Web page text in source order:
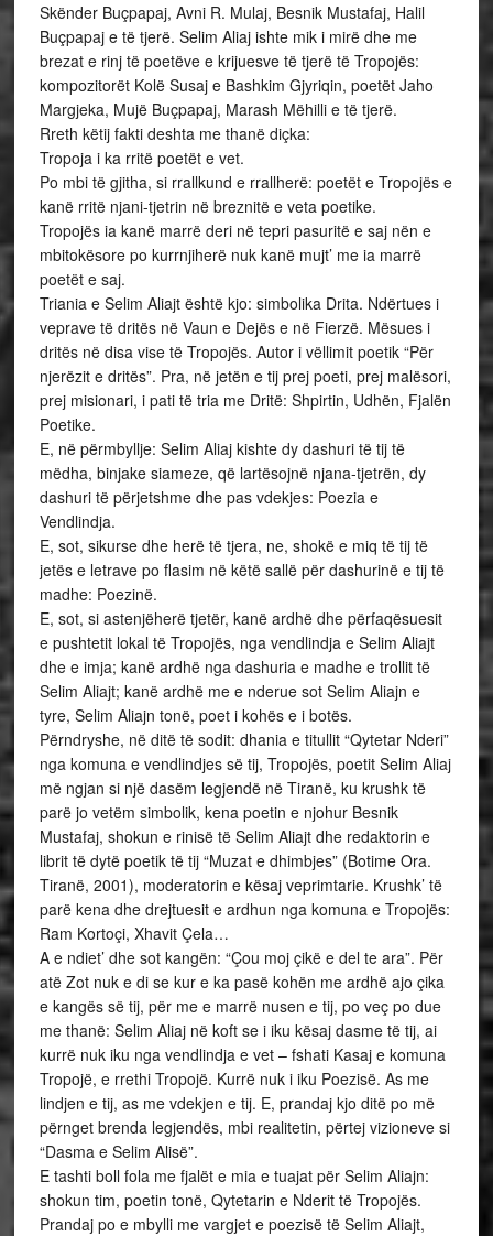
Skënder Buçpapaj, Avni R. Mulaj, Besnik Mustafaj, Halil
Buçpapaj e të tjerë. Selim Aliaj ishte mik i mirë dhe me
brezat e rinj të poetëve e krijuesve të tjerë të Tropojës:
kompozitorët Kolë Susaj e Bashkim Gjyriqin, poetët Jaho
Margjeka, Mujë Buçpapaj, Marash Mëhilli e të tjerë.
Rreth këtij fakti deshta me thanë diçka:
Tropoja i ka rritë poetët e vet.
Po mbi të gjitha, si rrallkund e rrallherë: poetët e Tropojës e
kanë rritë njani-tjetrin në breznitë e veta poetike.
Tropojës ia kanë marrë deri në tepri pasuritë e saj nën e
mbitokësore po kurrnjiherë nuk kanë mujt’ me ia marrë
poetët e saj.
Triania e Selim Aliajt është kjo: simbolika Drita. Ndërtues i
veprave të dritës në Vaun e Dejës e në Fierzë. Mësues i
dritës në disa vise të Tropojës. Autor i vëllimit poetik “Për
njerëzit e dritës”. Pra, në jetën e tij prej poeti, prej malësori,
prej misionari, i pati të tria me Dritë: Shpirtin, Udhën, Fjalën
Poetike.
E, në përmbyllje: Selim Aliaj kishte dy dashuri të tij të
mëdha, binjake siameze, që lartësojnë njana-tjetrën, dy
dashuri të përjetshme dhe pas vdekjes: Poezia e
Vendlindja.
E, sot, sikurse dhe herë të tjera, ne, shokë e miq të tij të
jetës e letrave po flasim në këtë sallë për dashurinë e tij të
madhe: Poezinë.
E, sot, si astenjëherë tjetër, kanë ardhë dhe përfaqësuesit
e pushtetit lokal të Tropojës, nga vendlindja e Selim Aliajt
dhe e imja; kanë ardhë nga dashuria e madhe e trollit të
Selim Aliajt; kanë ardhë me e nderue sot Selim Aliajn e
tyre, Selim Aliajn tonë, poet i kohës e i botës.
Përndryshe, në ditë të sodit: dhania e titullit “Qytetar Nderi”
nga komuna e vendlindjes së tij, Tropojës, poetit Selim Aliaj
më ngjan si një dasëm legjendë në Tiranë, ku krushk të
parë jo vetëm simbolik, kena poetin e njohur Besnik
Mustafaj, shokun e rinisë të Selim Aliajt dhe redaktorin e
librit të dytë poetik të tij “Muzat e dhimbjes” (Botime Ora.
Tiranë, 2001), moderatorin e kësaj veprimtarie. Krushk’ të
parë kena dhe drejtuesit e ardhun nga komuna e Tropojës:
Ram Kortoçi, Xhavit Çela…
A e ndiet’ dhe sot kangën: “Çou moj çikë e del te ara”. Për
atë Zot nuk e di se kur e ka pasë kohën me ardhë ajo çika
e kangës së tij, për me e marrë nusen e tij, po veç po due
me thanë: Selim Aliaj në koft se i iku kësaj dasme të tij, ai
kurrë nuk iku nga vendlindja e vet – fshati Kasaj e komuna
Tropojë, e rrethi Tropojë. Kurrë nuk i iku Poezisë. As me
lindjen e tij, as me vdekjen e tij. E, prandaj kjo ditë po më
përnget brenda legjendës, mbi realitetin, përtej vizioneve si
“Dasma e Selim Alisë”.
E tashti boll fola me fjalët e mia e tuajat për Selim Aliajn:
shokun tim, poetin tonë, Qytetarin e Nderit të Tropojës.
Prandaj po e mbylli me vargjet e poezisë të Selim Aliajt,